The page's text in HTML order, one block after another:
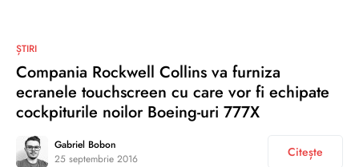
ȘTIRI
Compania Rockwell Collins va furniza
ecranele touchscreen cu care vor fi echipate
cockpiturile noilor Boeing-uri 777X
Gabriel Bobon
25 septembrie 2016
Citește